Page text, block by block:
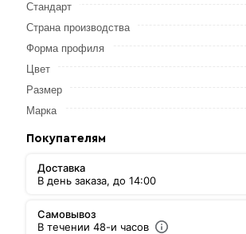
Стандарт
Страна производства
Форма профиля
Цвет
Размер
Марка
Покупателям
Доставка
В день заказа, до 14:00
Самовывоз
В течении 48-и часов